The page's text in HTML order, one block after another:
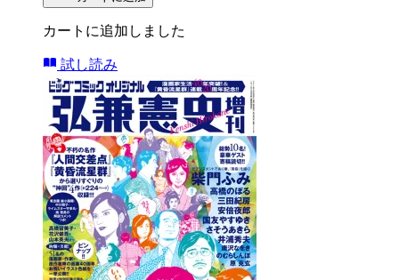
カートに追加しました
試し読み